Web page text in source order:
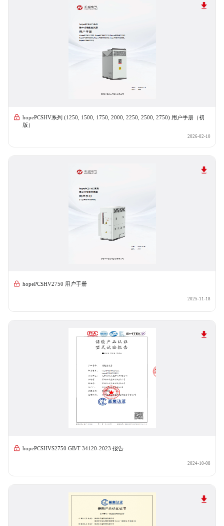
hopePCSHV系列 (1250, 1500, 1750, 2000, 2250, 2500, 2750) 用户手册（初
版）
2026-02-10
hopePCSHV2750 用户手册
2025-11-18
hopePCSHVS2750 GB/T 34120-2023 报告
2024-10-08